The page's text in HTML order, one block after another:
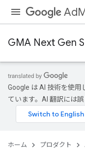
GMA Next Gen
Google は AI 技術を使
ています。AI 翻訳には
ホーム プロダクト